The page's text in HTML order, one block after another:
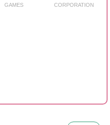
GAMES
CORPORATION